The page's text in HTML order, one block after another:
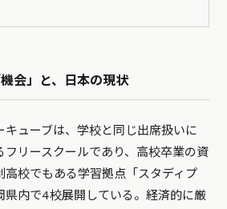
会」と、日本の現状
キューブは、学校と同じ出席扱いに
フリースクールであり、高校卒業の資
高校でもある学習拠点「スタディプ
県内で4校展開している。経済的に厳